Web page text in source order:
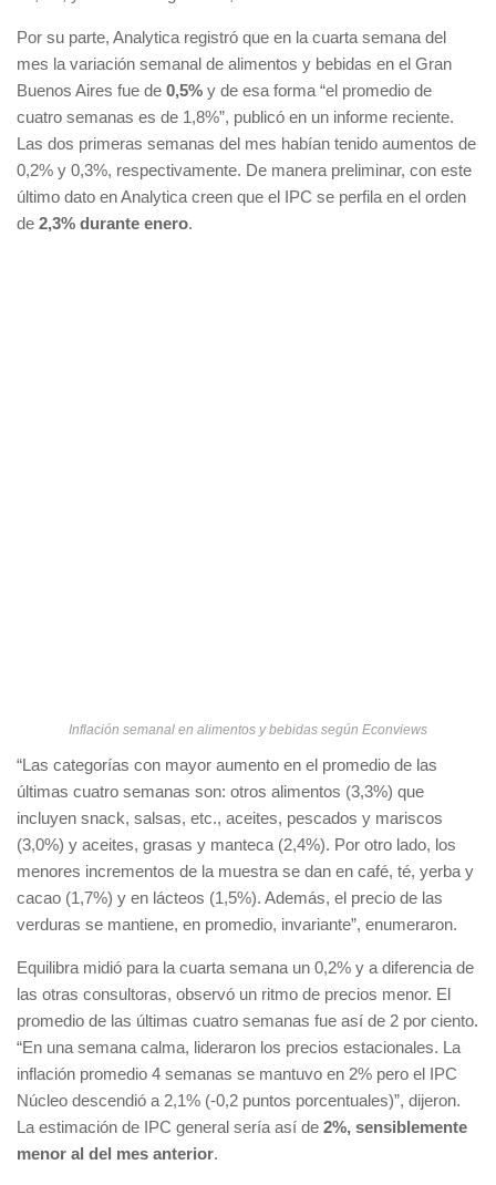
Por su parte, Analytica registró que en la cuarta semana del
mes la variación semanal de alimentos y bebidas en el Gran
Buenos Aires fue de 0,5% y de esa forma “el promedio de
cuatro semanas es de 1,8%”, publicó en un informe reciente.
Las dos primeras semanas del mes habían tenido aumentos de
0,2% y 0,3%, respectivamente. De manera preliminar, con este
último dato en Analytica creen que el IPC se perfila en el orden
de 2,3% durante enero.
Inflación semanal en alimentos y bebidas según Econviews
“Las categorías con mayor aumento en el promedio de las
últimas cuatro semanas son: otros alimentos (3,3%) que
incluyen snack, salsas, etc., aceites, pescados y mariscos
(3,0%) y aceites, grasas y manteca (2,4%). Por otro lado, los
menores incrementos de la muestra se dan en café, té, yerba y
cacao (1,7%) y en lácteos (1,5%). Además, el precio de las
verduras se mantiene, en promedio, invariante”, enumeraron.
Equilibra midió para la cuarta semana un 0,2% y a diferencia de
las otras consultoras, observó un ritmo de precios menor. El
promedio de las últimas cuatro semanas fue así de 2 por ciento.
“En una semana calma, lideraron los precios estacionales. La
inflación promedio 4 semanas se mantuvo en 2% pero el IPC
Núcleo descendió a 2,1% (-0,2 puntos porcentuales)”, dijeron.
La estimación de IPC general sería así de 2%, sensiblemente
menor al del mes anterior.